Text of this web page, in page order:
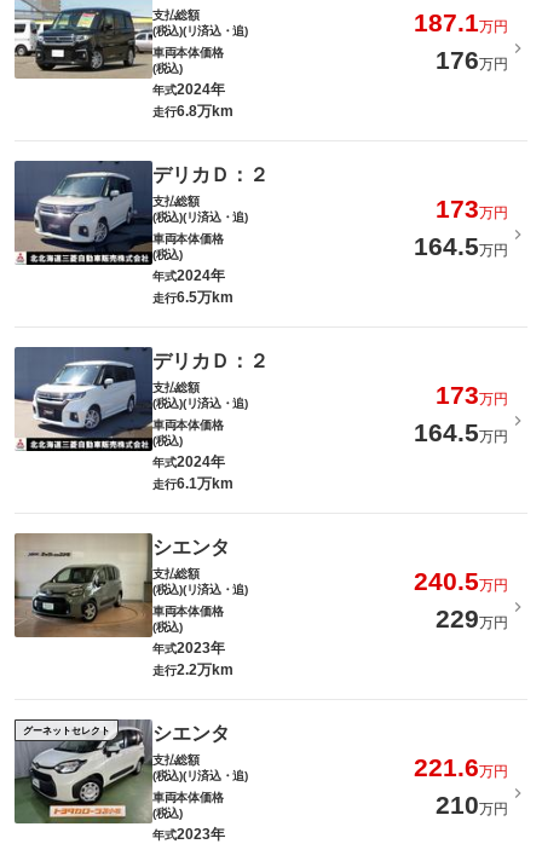
支払総額
(税込)(リ済込・追)
187.1万円
車両本体価格
(税込)
176万円
年式2024年
走行6.8万km
デリカＤ：２
支払総額
(税込)(リ済込・追)
173万円
車両本体価格
(税込)
164.5万円
年式2024年
走行6.5万km
デリカＤ：２
支払総額
(税込)(リ済込・追)
173万円
車両本体価格
(税込)
164.5万円
年式2024年
走行6.1万km
シエンタ
支払総額
(税込)(リ済込・追)
240.5万円
車両本体価格
(税込)
229万円
年式2023年
走行2.2万km
グーネットセレクト シエンタ
支払総額
(税込)(リ済込・追)
221.6万円
車両本体価格
(税込)
210万円
年式2023年